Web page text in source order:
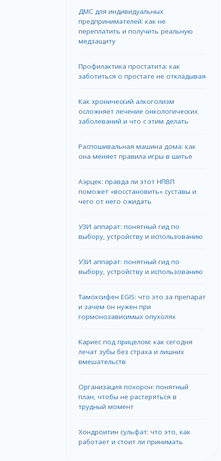
ДМС для индивидуальных
предпринимателей: как не
переплатить и получить реальную
медзащиту
Профилактика простатита: как
заботиться о простате не откладывая
Как хронический алкоголизм
осложняет лечение онкологических
заболеваний и что с этим делать
Распошивальная машина дома: как
она меняет правила игры в шитье
Аэрцек: правда ли этот НПВП
поможет «восстановить» суставы и
чего от него ожидать
УЗИ аппарат: понятный гид по
выбору, устройству и использованию
УЗИ аппарат: понятный гид по
выбору, устройству и использованию
Тамоксифен EGIS: что это за препарат
и зачем он нужен при
гормонозависимых опухолях
Кариес под прицелом: как сегодня
лечат зубы без страха и лишних
вмешательств
Организация похорон: понятный
план, чтобы не растеряться в
трудный момент
Хондроитин сульфат: что это, как
работает и стоит ли принимать